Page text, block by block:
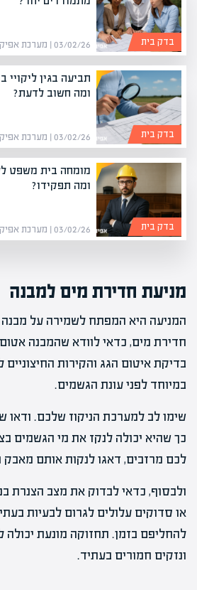
03/02/26 | מערכת אפיק בדק בית
תביעה בגין ליקויי
ומה חשוב לדעת?
03/02/26 | מערכת אפיק בדק בית
מומחה בית משפט
ומה תפקידו?
03/02/26 | מערכת אפיק בדק בית
מניעת חדירת מים למבנה
המניעה היא המפתח לשמירה על מבנה
חדירת מים, כדאי לוודא שהמבנה אטום
בדיקת איטום הגג והקירות
במיוחד לפני עונת הגשמים.
שימו לב למערכת הניקוז שלכם. ודאו
כך שהיא יכולה לנקז את מי הגשמים
לכם מרזבים, דאגו לנקות אותם מאבק
ולבסוף, כדאי לבדוק את מצב הצנרת
או סדוקים עלולים לגרום לבעיות
להחליפם בזמן. תחזוקה מונעת
ונזקים חמורים בעתיד.